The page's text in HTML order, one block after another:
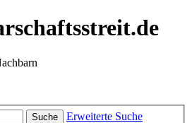
Suche Erweiterte Suche